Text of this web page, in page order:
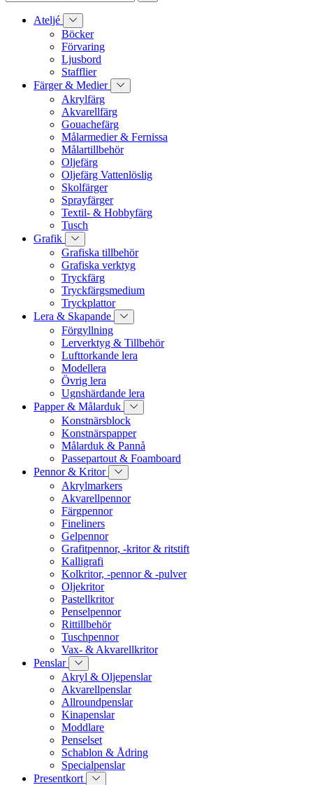
Ateljé
Böcker
Förvaring
Ljusbord
Stafflier
Färger & Medier
Akrylfärg
Akvarellfärg
Gouachefärg
Målarmedier & Fernissa
Målartillbehör
Oljefärg
Oljefärg Vattenlöslig
Skolfärger
Sprayfärger
Textil- & Hobbyfärg
Tusch
Grafik
Grafiska tillbehör
Grafiska verktyg
Tryckfärg
Tryckfärgsmedium
Tryckplattor
Lera & Skapande
Förgyllning
Lerverktyg & Tillbehör
Lufttorkande lera
Modellera
Övrig lera
Ugnshärdande lera
Papper & Målarduk
Konstnärsblock
Konstnärspapper
Målarduk & Pannå
Passepartout & Foamboard
Pennor & Kritor
Akrylmarkers
Akvarellpennor
Färgpennor
Fineliners
Gelpennor
Grafitpennor, -kritor & ritstift
Kalligrafi
Kolkritor, -pennor & -pulver
Oljekritor
Pastellkritor
Penselpennor
Rittillbehör
Tuschpennor
Vax- & Akvarellkritor
Penslar
Akryl & Oljepenslar
Akvarellpenslar
Allroundpenslar
Kinapenslar
Moddlare
Penselset
Schablon & Ådring
Specialpenslar
Presentkort